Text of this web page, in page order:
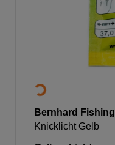
Bernhard Fishing
Knicklicht Gelb